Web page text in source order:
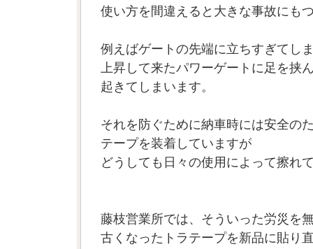
使い方を間違えると大きな事故にも
例えばゲートの先端に立ちすぎてし
上昇して来たパワーゲートに足を挟
起きてしまいます。
それを防ぐために納車時には安全の
テープを装着していますが
どうしても日々の使用によって擦れ
藤枝営業所では、そういった労災を
古くなったトラテープを新品に貼り